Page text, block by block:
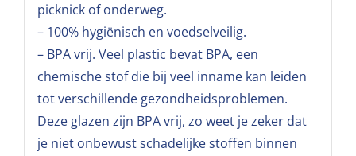
picknick of onderweg.
– 100% hygiënisch en voedselveilig.
– BPA vrij. Veel plastic bevat BPA, een
chemische stof die bij veel inname kan leiden
tot verschillende gezondheidsproblemen.
Deze glazen zijn BPA vrij, zo weet je zeker dat
je niet onbewust schadelijke stoffen binnen